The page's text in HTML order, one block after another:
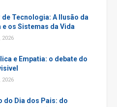
de Tecnologia: A Ilusão da
os Sistemas da Vida
2026
e Empatia: o debate do
2026
do Dia dos Pais: do